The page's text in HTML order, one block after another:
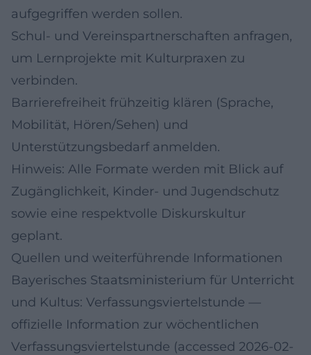
aufgegriffen werden sollen.
Schul- und Vereinspartnerschaften anfragen,
um Lernprojekte mit Kulturpraxen zu
verbinden.
Barrierefreiheit frühzeitig klären (Sprache,
Mobilität, Hören/Sehen) und
Unterstützungsbedarf anmelden.
Hinweis: Alle Formate werden mit Blick auf
Zugänglichkeit, Kinder- und Jugendschutz
sowie eine respektvolle Diskurskultur
geplant.
Quellen und weiterführende Informationen
Bayerisches Staatsministerium für Unterricht
und Kultus: Verfassungsviertelstunde —
offizielle Information zur wöchentlichen
Verfassungsviertelstunde (accessed 2026-02-